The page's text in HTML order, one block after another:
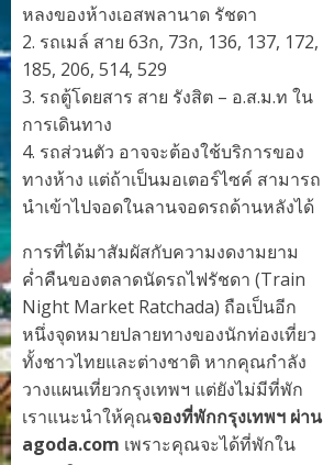
หลงของห้างเอสพลานาด รัชดา
2. รถเมล์ สาย 63ก, 73ก, 136, 137, 172,
185, 206, 514, 529
3. รถตู้โดยสาร สาย รังสิต – อ.ส.ม.ท ใน
การเดินทาง
4. รถส่วนตัว อาจจะต้องใช้บริการของ
ทางห้าง แต่ถ้าเป็นมอเตอร์ไซค์ สามารถ
นำเข้าไปจอดในลานจอดรถด้านหลังได้
การที่ได้มาสัมผัสกับความงดงามยาม
ค่ำคืนของตลาดนัดรถไฟรัชดา (Train
Night Market Ratchada) ถือเป็นอีก
หนึ่งจุดหมายปลายทางของนักท่องเที่ยว
ทั้งชาวไทยและต่างชาติ หากคุณกำลัง
วางแผนเที่ยวกรุงเทพฯ แต่ยังไม่มีที่พัก
เราแนะนำให้คุณจองที่พักกรุงเทพฯ ผ่าน
agoda.com เพราะคุณจะได้ที่พักใน